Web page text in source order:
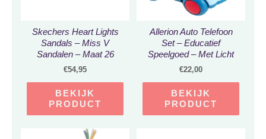
Skechers Heart Lights
Sandals – Miss V
Sandalen – Maat 26
€54,95
BEKIJK
PRODUCT
Allerion Auto Telefoon
Set – Educatief
Speelgoed – Met Licht
en Geluid – Voor
vanaf 1 jaar
€22,00
BEKIJK
PRODUCT